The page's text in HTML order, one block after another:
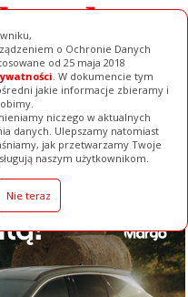
o Ochronie Danych
od 25 maja 2018
. W dokumencie tym
jakie informacje zbieramy i
niczego w aktualnych
danych. Ulepszamy natomiast
jak przetwarzamy Twoje
naszym użytkownikom.
Nie teraz
Baza Firm Pełna Wersja